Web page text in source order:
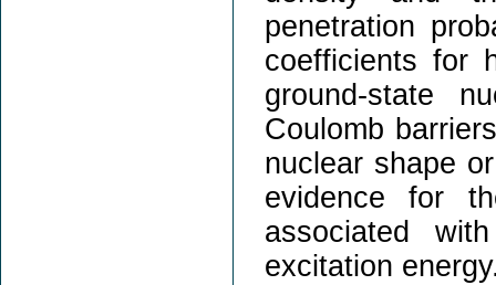
penetration
coefficients for
ground-state
Coulomb
nuclear shape
evidence for
associated
excitation